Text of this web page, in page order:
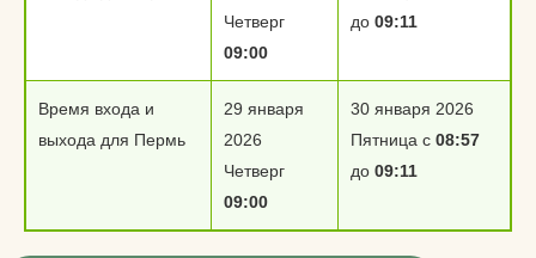
Четверг
09:00
до 09:11
Время входа и
выхода для Пермь
29 января
2026
Четверг
09:00
30 января 2026
Пятница с 08:57
до 09:11